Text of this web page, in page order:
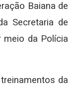
Baiana de
Secretaria de
meio da Polícia
da